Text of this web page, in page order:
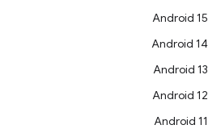
Android 15
Android 14
Android 13
Android 12
Android 11